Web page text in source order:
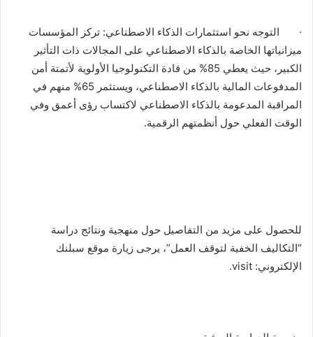
· التوجه نحو استثمارات الذكاء الاصطناعي: تركز المؤسسات
ميزانياتها الخاصة بالذكاء الاصطناعي على المجالات ذات التأثير
الكبير، حيث يعطي 85% من قادة التكنولوجيا الأولوية لأتمتة أمن
المدفوعات المالية بالذكاء الاصطناعي، ويستثمر 65% منهم في
المراقبة المدعومة بالذكاء الاصطناعي لاكتساب رؤى أعمق وفي
الوقت الفعلي حول أنظمتهم الرقمية.
للحصول على مزيد من التفاصيل حول منهجية ونتائج دراسة
“التكاليف الخفية لتوقف العمل”، يرجى زيارة موقع سبلنك
الإلكتروني: visit.